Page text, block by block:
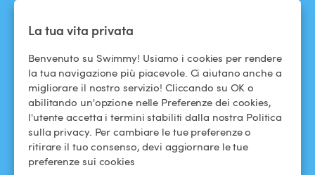
La tua vita privata
Benvenuto su Swimmy! Usiamo i cookies per rendere
la tua navigazione più piacevole. Ci aiutano anche a
migliorare il nostro servizio! Cliccando su OK o
abilitando un'opzione nelle Preferenze dei cookies,
l'utente accetta i termini stabiliti dalla nostra Politica
sulla privacy. Per cambiare le tue preferenze o
ritirare il tuo consenso, devi aggiornare le tue
preferenze sui cookies
ASSISTENZA
Centro assistenza
Termini e condizioni
d'uso
SEGUICI
Facebook
Instagram